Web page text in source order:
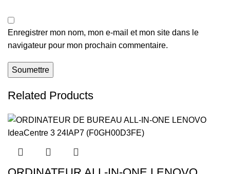
Enregistrer mon nom, mon e-mail et mon site dans le
navigateur pour mon prochain commentaire.
Related Products